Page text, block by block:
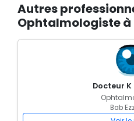
Autres
Ophtalmologiste à
Docteur K
Bab